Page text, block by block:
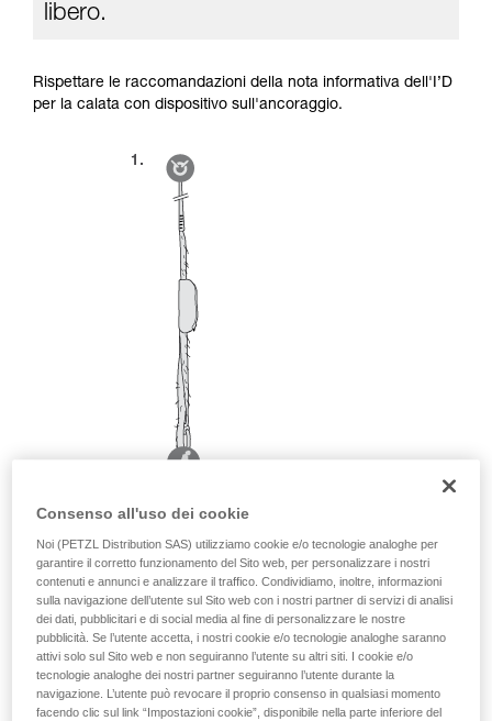
libero.
Rispettare le raccomandazioni della nota informativa dell'I’D
per la calata con dispositivo sull'ancoraggio.
Consenso all'uso dei cookie
Noi (PETZL Distribution SAS) utilizziamo cookie e/o tecnologie analoghe per
garantire il corretto funzionamento del Sito web, per personalizzare i nostri
contenuti e annunci e analizzare il traffico. Condividiamo, inoltre, informazioni
sulla navigazione dell’utente sul Sito web con i nostri partner di servizi di analisi
dei dati, pubblicitari e di social media al fine di personalizzare le nostre
pubblicità. Se l’utente accetta, i nostri cookie e/o tecnologie analoghe saranno
attivi solo sul Sito web e non seguiranno l’utente su altri siti. I cookie e/o
tecnologie analoghe dei nostri partner seguiranno l’utente durante la
navigazione. L’utente può revocare il proprio consenso in qualsiasi momento
facendo clic sul link “Impostazioni cookie”, disponibile nella parte inferiore del